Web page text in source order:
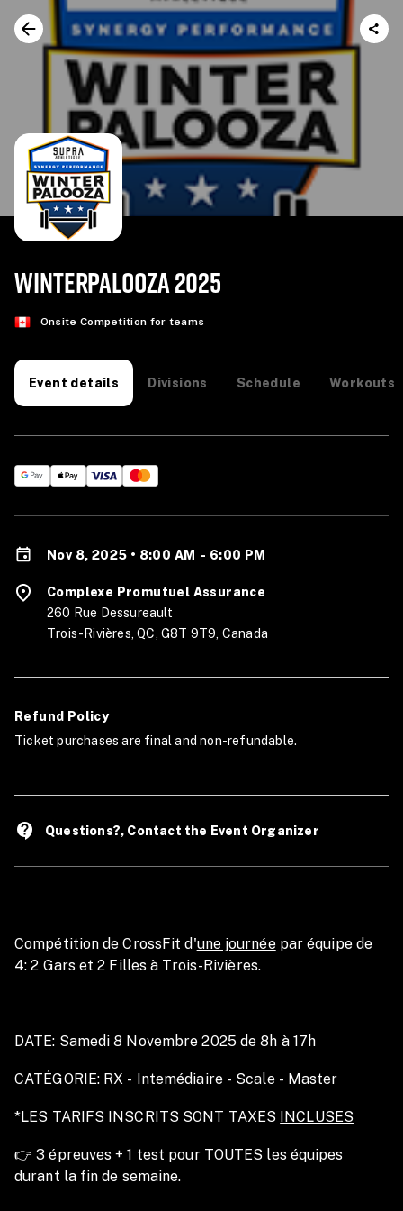
WINTERPALOOZA 2025
Onsite Competition for teams
Event details Divisions Schedule Workouts
Compétition de CrossFit d'une journéepar équipe de
4: 2 Gars et 2 Filles à Trois-Rivières.
DATE: Samedi 8 Novembre 2025 de 8h à 17h
CATÉGORIE: RX - Intemédiaire - Scale - Master
*LES TARIFS INSCRITS SONT TAXES INCLUSES
👉 3 épreuves + 1 test pour TOUTES les équipes
durant la fin de semaine.
Nov 8, 2025 • 8:00 AM - 6:00 PM
Complexe Promutuel Assurance
260 Rue Dessureault
Trois-Rivières, QC, G8T 9T9, Canada
Refund Policy
Ticket purchases are final and non-refundable.
contact_support Questions?, Contact the Event Organizer